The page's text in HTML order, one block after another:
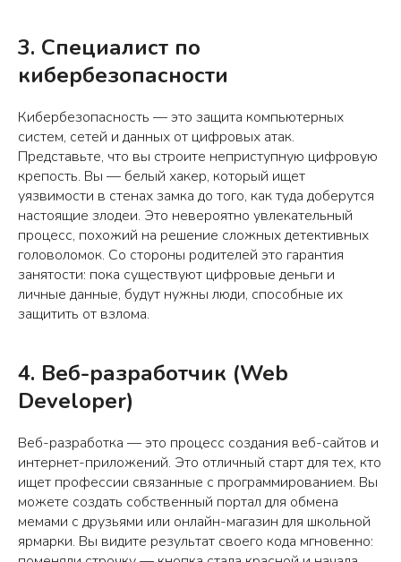
3. Специалист по
кибербезопасности
Кибербезопасность — это защита компьютерных
систем, сетей и данных от цифровых атак.
Представьте, что вы строите неприступную цифровую
крепость. Вы — белый хакер, который ищет
уязвимости в стенах замка до того, как туда доберутся
настоящие злодеи. Это невероятно увлекательный
процесс, похожий на решение сложных детективных
головоломок. Со стороны родителей это гарантия
занятости: пока существуют цифровые деньги и
личные данные, будут нужны люди, способные их
защитить от взлома.
4. Веб-разработчик (Web
Developer)
Веб-разработка — это процесс создания веб-сайтов и
интернет-приложений. Это отличный старт для тех, кто
ищет профессии связанные с программированием. Вы
можете создать собственный портал для обмена
мемами с друзьями или онлайн-магазин для школьной
ярмарки. Вы видите результат своего кода мгновенно: